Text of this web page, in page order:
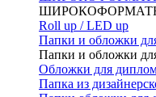
Roll up / LED up
Папки и обложки
Папки и обложки
Обложки для
Папка из